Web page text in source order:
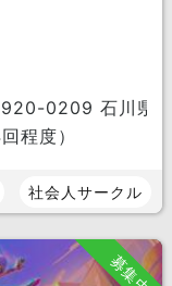
0209 石川県
程度）
社会人サークル
募集中